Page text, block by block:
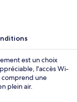
est un choix
l'accès Wi-
comprend une
plein air.